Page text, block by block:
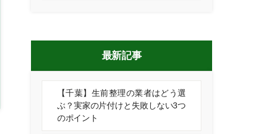
最新記事
【千葉】生前整理の業者はどう選
ぶ？実家の片付けと失敗しない3つ
のポイント